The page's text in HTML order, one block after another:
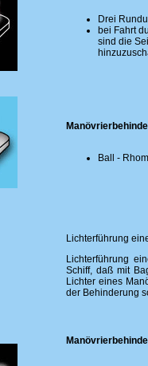
Drei
bei Fahrt
sind die
Ball -
Lichterführung
Lichterführung
Schiff, daß mit
Lichter eines
der Behinderung